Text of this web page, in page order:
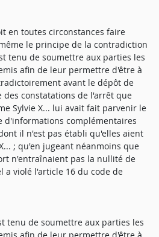
en toutes circonstances faire
le principe de la contradiction
tenu de soumettre aux parties les
afin de leur permettre d'être à
avant le dépôt de
constatations de l'arrêt que
Sylvie X... lui avait fait parvenir le
d'informations complémentaires
il n'est pas établi qu'elles aient
; qu'en jugeant néanmoins que
n'entraînaient pas la nullité de
a violé l'article 16 du code de
tenu de soumettre aux parties les